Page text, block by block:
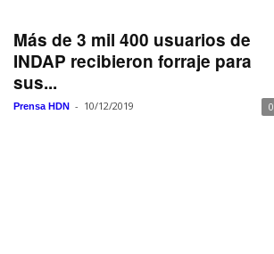
Más de 3 mil 400 usuarios de
INDAP recibieron forraje para
sus...
Prensa HDN - 10/12/2019 0